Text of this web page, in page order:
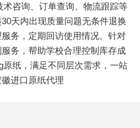
咨询、订单查询、物流跟踪等
天内出现质量问题无条件退换
务，定期回访使用情况。针对
务，帮助学校合理控制库存成
纸，满足不同层次需求，一站
进口原纸代理